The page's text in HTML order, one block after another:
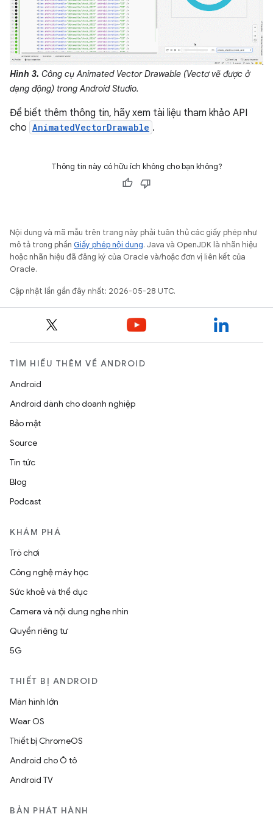
Hình 3. Công cụ Animated Vector Drawable (Vectơ vẽ được ở
dạng động) trong Android Studio.
Để biết thêm thông tin, hãy xem tài liệu tham khảo API
cho AnimatedVectorDrawable .
Thông tin này có hữu ích không cho bạn không?
Nội dung và mã mẫu trên trang này phải tuân thủ các giấy phép như
mô tả trong phần Giấy phép nội dung. Java và OpenJDK là nhãn hiệu
hoặc nhãn hiệu đã đăng ký của Oracle và/hoặc đơn vị liên kết của
Oracle.
Cập nhật lần gần đây nhất: 2026-05-28 UTC.
TÌM HIỂU THÊM VỀ ANDROID
Android
Android dành cho doanh nghiệp
Bảo mật
Source
Tin tức
Blog
Podcast
KHÁM PHÁ
Trò chơi
Công nghệ máy học
Sức khoẻ và thể dục
Camera và nội dung nghe nhìn
Quyền riêng tư
5G
THIẾT BỊ ANDROID
Màn hình lớn
Wear OS
Thiết bị ChromeOS
Android cho Ô tô
Android TV
BẢN PHÁT HÀNH